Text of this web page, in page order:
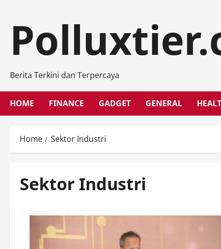
content
Berita Terkini dan Terpercaya
HOME FINANCE GADGET GENERAL
Home Sektor Industri
Sektor Industri